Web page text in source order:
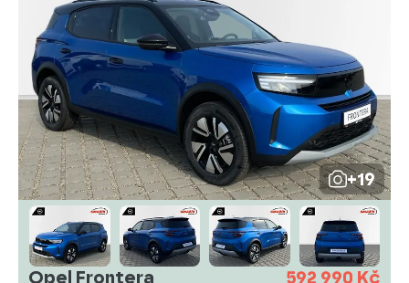
+19
Opel Frontera 592 990 Kč